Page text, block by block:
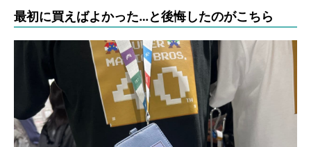
最初に買えばよかった…と後悔したのがこちら